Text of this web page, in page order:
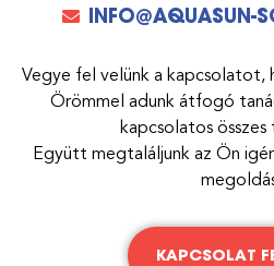
INFO@AQUASUN-
Vegye fel velünk a kapcsolatot,
Örömmel adunk átfogó
kapcsolatos
Együtt megtaláljunk az Ön
KAPCSOLAT